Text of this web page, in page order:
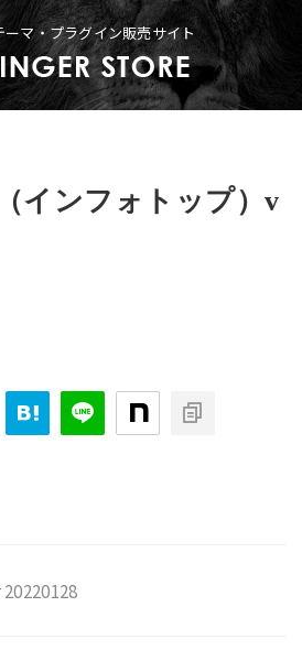
マ・プラグイン販売サイト
インフォトップ）v